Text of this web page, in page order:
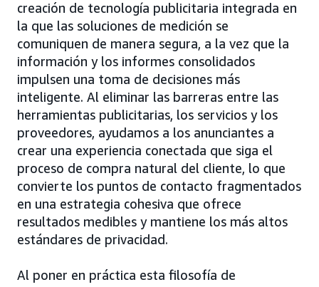
creación de tecnología publicitaria integrada en
la que las soluciones de medición se
comuniquen de manera segura, a la vez que la
información y los informes consolidados
impulsen una toma de decisiones más
inteligente. Al eliminar las barreras entre las
herramientas publicitarias, los servicios y los
proveedores, ayudamos a los anunciantes a
crear una experiencia conectada que siga el
proceso de compra natural del cliente, lo que
convierte los puntos de contacto fragmentados
en una estrategia cohesiva que ofrece
resultados medibles y mantiene los más altos
estándares de privacidad.
Al poner en práctica esta filosofía de